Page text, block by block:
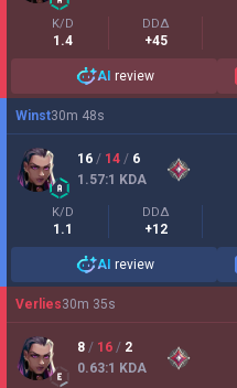
K/D
1.4
DDΔ
+45
AI review
Winst30m 48s
16 / 14 / 6
1.57:1 KDA
K/D
1.1
DDΔ
+12
AI review
Verlies30m 35s
8 / 16 / 2
0.63:1 KDA